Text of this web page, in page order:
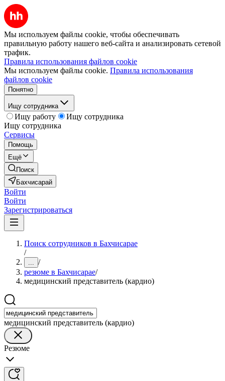
Мы используем файлы cookie, чтобы обеспечивать
правильную работу нашего веб-сайта и анализировать сетевой
трафик.
Правила использования файлов cookie
Мы используем файлы cookie. Правила использования
файлов cookie
Понятно
Ищу сотрудника
Ищу работу
Ищу сотрудника
Ищу сотрудника
Сервисы
Помощь
Ещё
Поиск
Бахчисарай
Войти
Войти
Зарегистрироваться
Поиск сотрудников в Бахчисарае
/
... /
резюме в Бахчисарае/
медицинский представитель (кардио)
медицинский представитель (кардио)
Резюме